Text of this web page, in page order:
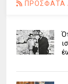
ΠΡΟΣΦΑΤΑ